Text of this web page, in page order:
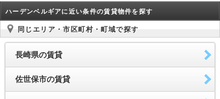
ハーデンベルギアに近い条件の賃貸物件を探す
同じエリア・市区町村・町域で探す
長崎県の賃貸
佐世保市の賃貸